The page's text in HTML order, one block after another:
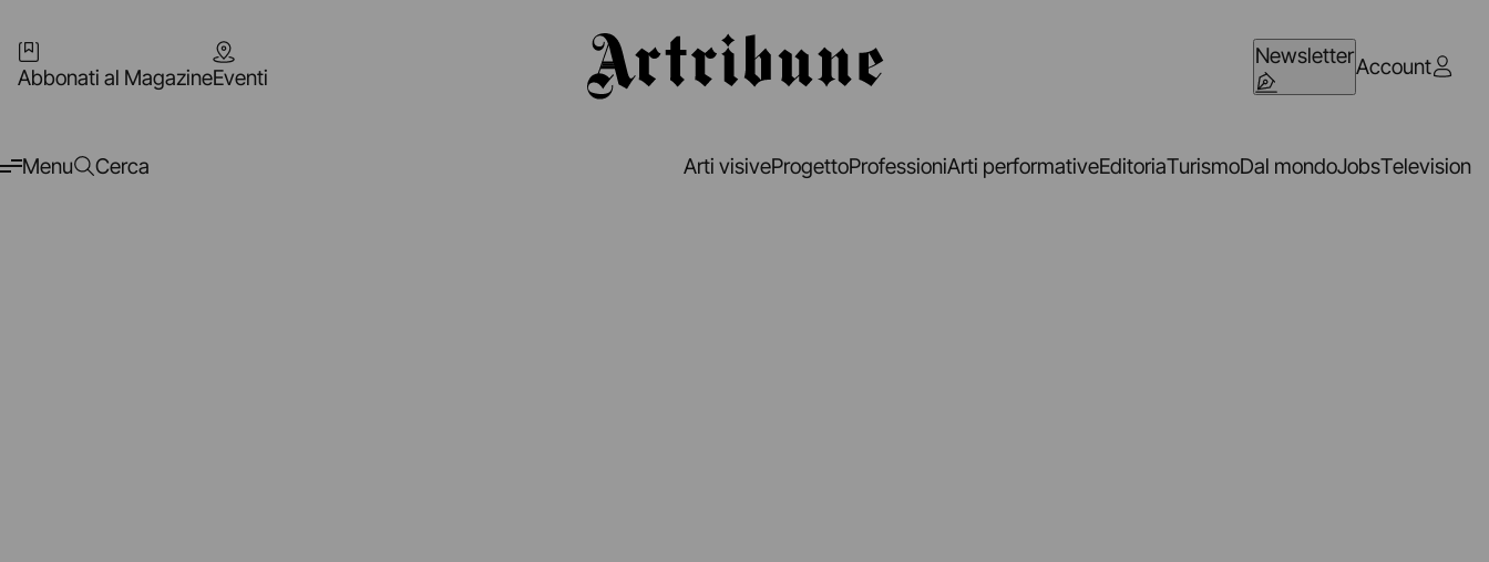
Abbonati al MagazineEventi
NewsletterAccount
Menu Cerca Arti visiveProgettoProfessioniArti performativeEditoriaTurismoDal mondoJobsTelevision